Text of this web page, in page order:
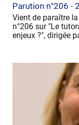
Parution n°206 -
Vient de paraître
n°206 sur "Le
enjeux ?", dirigée